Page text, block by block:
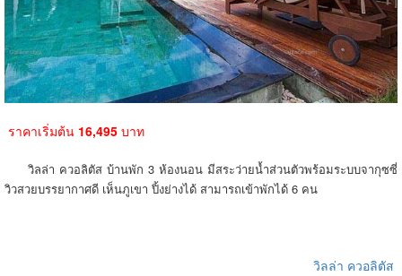
ราคาเริ่มต้น 16,495 บาท
วิลล่า ควอลิตัส บ้านพัก 3 ห้องนอน มีสระว่ายน้ำส่วนตัวพร้อมระบบจากุซซี่
วิวสวยบรรยากาศดี เห็นภูเขา ปิ้งย่างได้ สามารถเข้าพักได้ 6 คน
วิลล่า ควอลิตัส